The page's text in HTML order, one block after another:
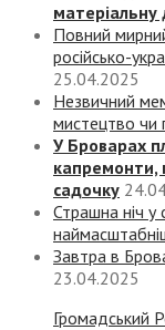
матеріальну
Повний
російсько-
25.04.2025
Незвичний
мистецтво чи
У Броварах
капремонти,
садочку
Страшна ніч у
Завтра в
23.04.2025
Громадський